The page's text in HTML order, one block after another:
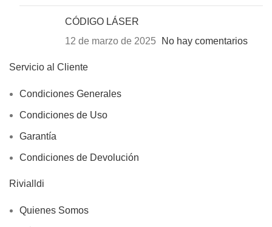
CÓDIGO LÁSER
12 de marzo de 2025
No hay comentarios
Servicio al Cliente
Condiciones Generales
Condiciones de Uso
Garantía
Condiciones de Devolución
Rivialldi
Quienes Somos